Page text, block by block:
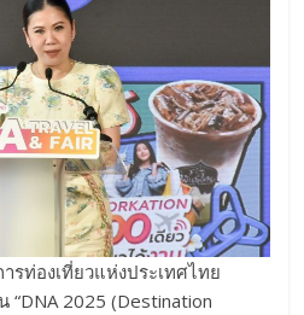
รท่องเที่ยวแห่งประเทศไทย
“DNA 2025 (Destination